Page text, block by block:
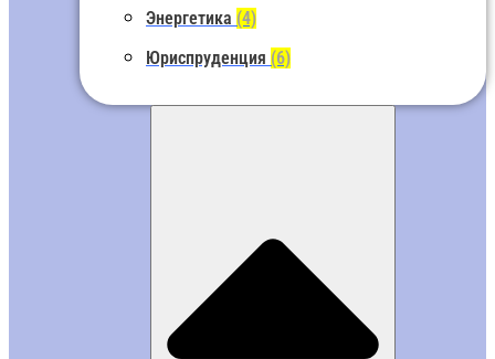
Энергетика (4)
Юриспруденция (6)